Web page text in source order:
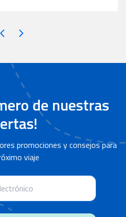
de nuestras
promociones y consejos para
viaje